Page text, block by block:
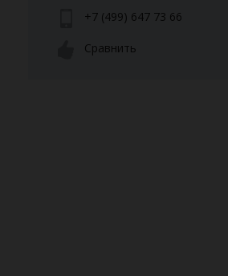
+7 (499) 647 73 66
Сравнить